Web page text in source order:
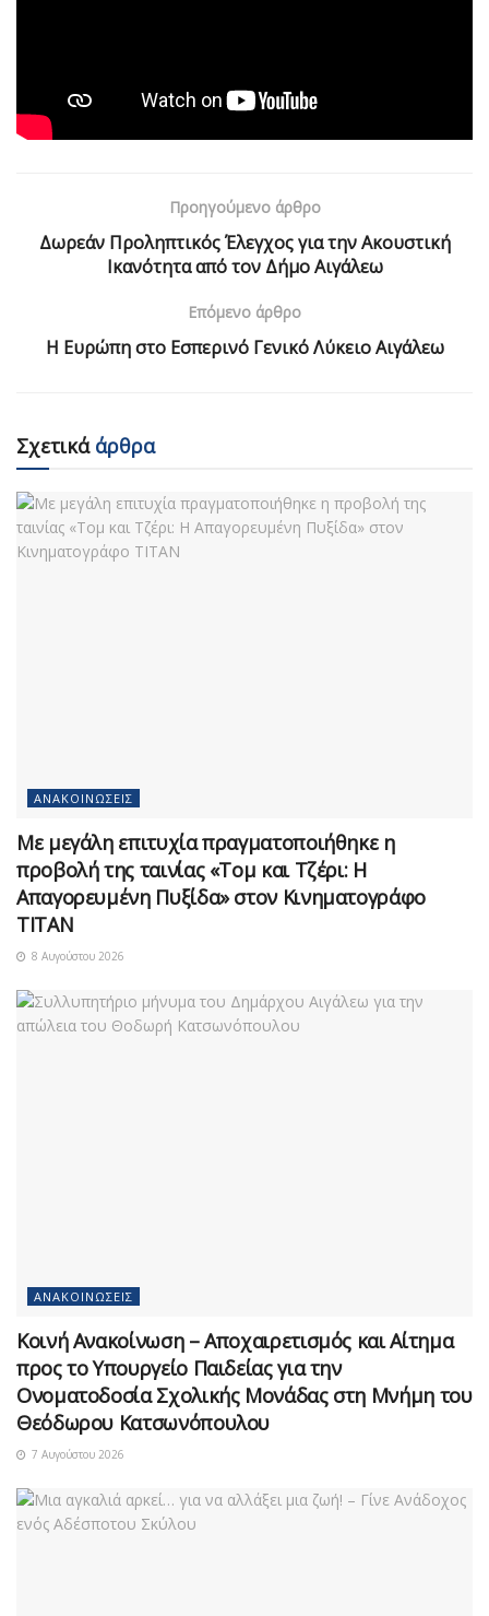
Προηγούμενο άρθρο
Δωρεάν Προληπτικός Έλεγχος για την Ακουστική
Ικανότητα από τον Δήμο Αιγάλεω
Επόμενο άρθρο
Η Ευρώπη στο Εσπερινό Γενικό Λύκειο Αιγάλεω
Σχετικάάρθρα
ΑΝΑΚΟΙΝΏΣΕΙΣ
Με μεγάλη επιτυχία πραγματοποιήθηκε η
προβολή της ταινίας «Τομ και Τζέρι: Η
Απαγορευμένη Πυξίδα» στον Κινηματογράφο
ΤΙΤΑΝ
8 Αυγούστου 2026
ΑΝΑΚΟΙΝΏΣΕΙΣ
Κοινή Ανακοίνωση – Αποχαιρετισμός και Αίτημα
προς το Υπουργείο Παιδείας για την
Ονοματοδοσία Σχολικής Μονάδας στη Μνήμη του
Θεόδωρου Κατσωνόπουλου
7 Αυγούστου 2026